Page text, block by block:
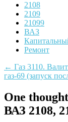
2108
2109
21099
ВАЗ
Ремонт
Post
navigation
← Газ 3110.
газ-69 (запуск
One
ВАЗ 2108,